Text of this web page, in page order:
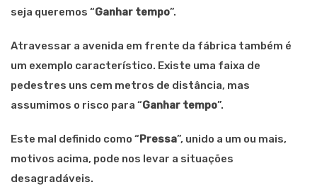
seja queremos “Ganhar tempo”.
Atravessar a avenida em frente da fábrica também é
um exemplo característico. Existe uma faixa de
pedestres uns cem metros de distância, mas
assumimos o risco para “Ganhar tempo”.
Este mal definido como “Pressa”, unido a um ou mais,
motivos acima, pode nos levar a situações
desagradáveis.